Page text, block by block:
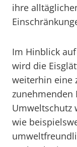
ihre
Im Hinblick
wird die
weiterhin eine
zunehmenden
Umweltschutz
wie